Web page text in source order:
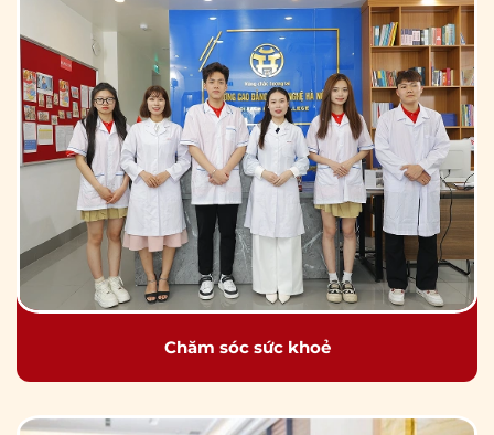
Chăm sóc sức khoẻ